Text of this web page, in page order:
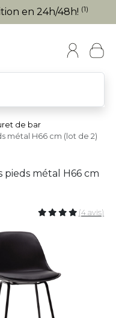
en 24h/48h! (1)
de bar
métal H66 cm (lot de 2)
pieds métal H66 cm
(4 avis)